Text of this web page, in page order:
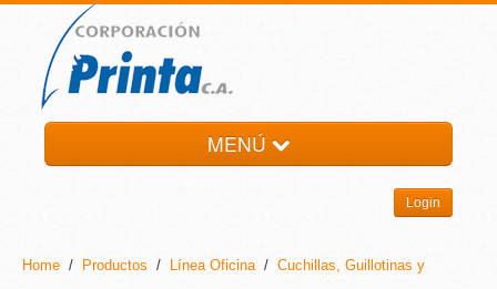
MENÚ
Login
Home / Productos / Línea Oficina/ Cuchillas, Guillotinas y